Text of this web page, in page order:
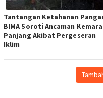
Tantangan Ketahanan
BIMA Soroti Ancaman
Panjang Akibat Pergeseran
Iklim